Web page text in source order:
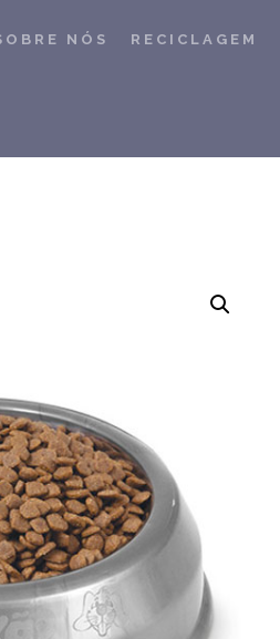
NÓS RECICLAGEM